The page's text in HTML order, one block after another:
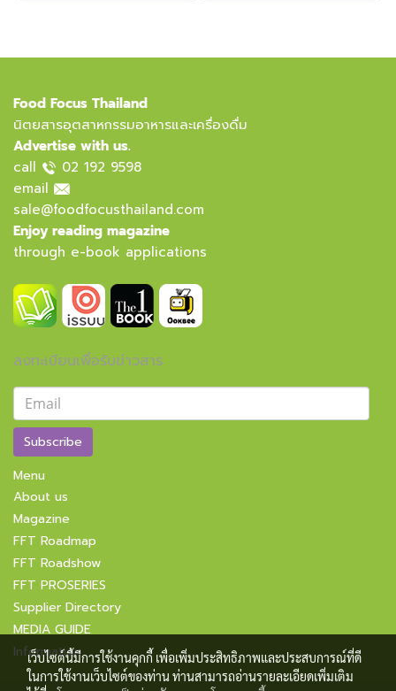
Food Focus Thailand
นิตยสารอุตสาหกรรมอาหารและเครื่องดื่ม
Advertise with us.
call
02 192 9598
email
sale@foodfocusthailand.com
Enjoy reading magazine
through e-book applications
ลงทะเบียนเพื่อรับข่าวสาร
Subscribe
Menu
About us
Magazine
FFT Roadmap
FFT Roadshow
FFT PROSERIES
Supplier Directory
MEDIA GUIDE
Information
เว็บไซต์นี้มีการใช้งานคุกกี้ เพื่อเพิ่มประสิทธิภาพและประสบการณ์ที่ดี
ในการใช้งานเว็บไซต์ของท่าน ท่านสามารถอ่านรายละเอียดเพิ่มเติม